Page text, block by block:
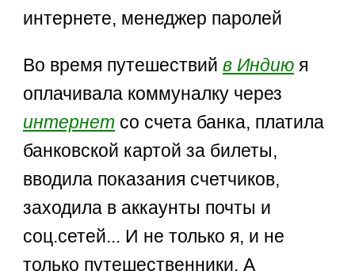
Во время путешествийв Индию я
оплачивала коммуналку через
интернет со счета банка, платила
банковской картой за билеты,
вводила показания счетчиков,
заходила в аккаунты почты и
соц.сетей... И не только я, и не
только путешественники. А